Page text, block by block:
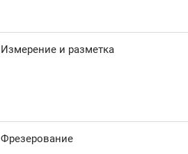
Измерение и разметка
Фрезерование